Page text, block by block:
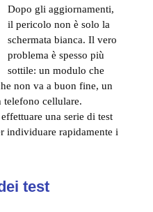
Dopo gli aggiornamenti,
il pericolo non è solo la
schermata bianca. Il vero
problema è spesso più
sottile: un modulo che
non va a buon fine, un
telefono cellulare.
una serie di test
individuare rapidamente i
test